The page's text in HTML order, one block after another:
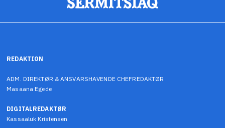
REDAKTION
ADM. DIREKTØR & ANSVARSHAVENDE CHEFREDAKTØR
Masaana Egede
DIGITALREDAKTØR
Kassaaluk Kristensen